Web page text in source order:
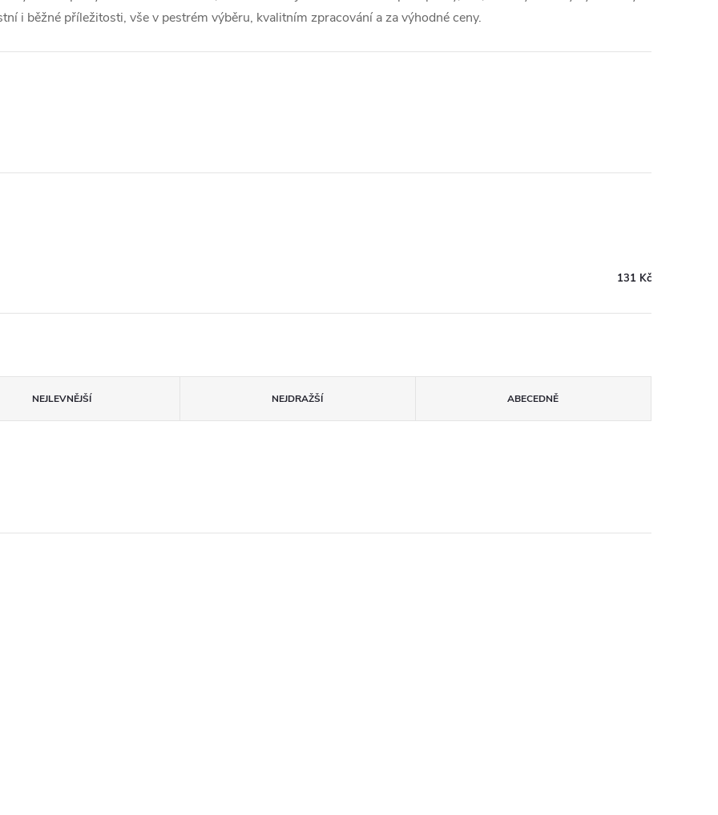
i běžné příležitosti, vše v pestrém výběru, kvalitním zpracování a za výhodné ceny.
131 Kč
NEJLEVNĚJŠÍ NEJDRAŽŠÍ ABECEDNĚ